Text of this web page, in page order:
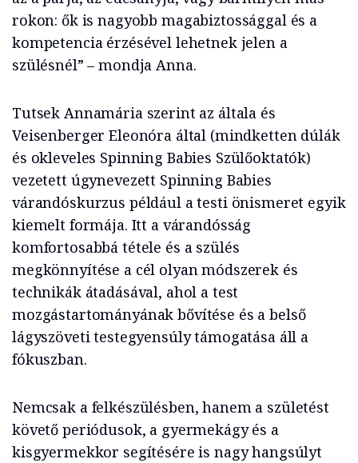
rokon: ők is nagyobb magabiztossággal és a
kompetencia érzésével lehetnek jelen a
szülésnél” – mondja Anna.
Tutsek Annamária szerint az általa és
Veisenberger Eleonóra által (mindketten dúlák
és okleveles Spinning Babies Szülőoktatók)
vezetett úgynevezett Spinning Babies
várandóskurzus például a testi önismeret egyik
kiemelt formája. Itt a várandósság
komfortosabbá tétele és a szülés
megkönnyítése a cél olyan módszerek és
technikák átadásával, ahol a test
mozgástartományának bővítése és a belső
lágyszöveti testegyensúly támogatása áll a
fókuszban.
Nemcsak a felkészülésben, hanem a születést
követő periódusok, a gyermekágy és a
kisgyermekkor segítésére is nagy hangsúlyt